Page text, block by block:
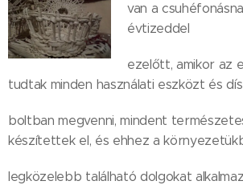
van a
évtizeddel
ezelőtt, amikor az
tudtak minden használati eszközt és
boltban megvenni, mindent
készítettek el, és ehhez a
legközelebb található dolgokat